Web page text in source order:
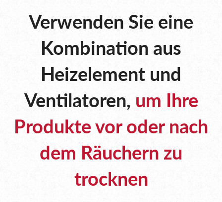
Verwenden Sie eine
Kombination aus
Heizelement und
Ventilatoren, um Ihre
Produkte vor oder nach
dem Räuchern zu
trocknen